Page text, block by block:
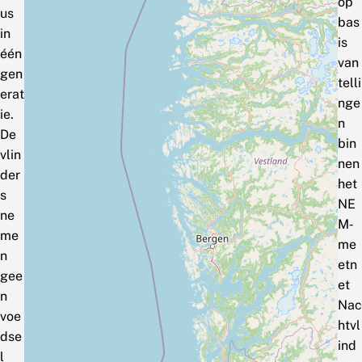
us
in
één
gen
erat
ie.
De
vlin
der
s
ne
me
n
gee
n
voe
dse
l
bas
is
van
telli
nge
n
bin
nen
het
NE
M‑
me
etn
et
Nac
htvl
ind